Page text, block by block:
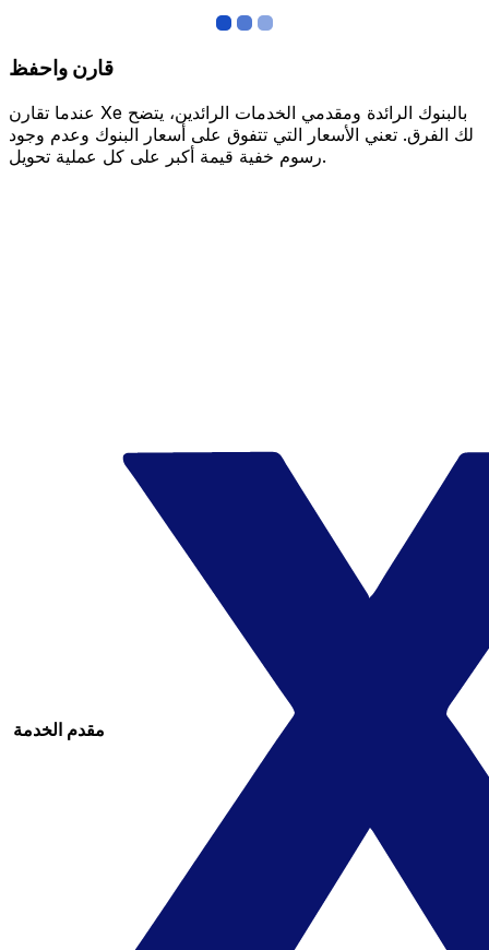
قارن واحفظ
عندما تقارن Xe بالبنوك الرائدة ومقدمي الخدمات الرائدين، يتضح
لك الفرق. تعني الأسعار التي تتفوق على أسعار البنوك وعدم وجود
رسوم خفية قيمة أكبر على كل عملية تحويل.
مقدم الخدمة